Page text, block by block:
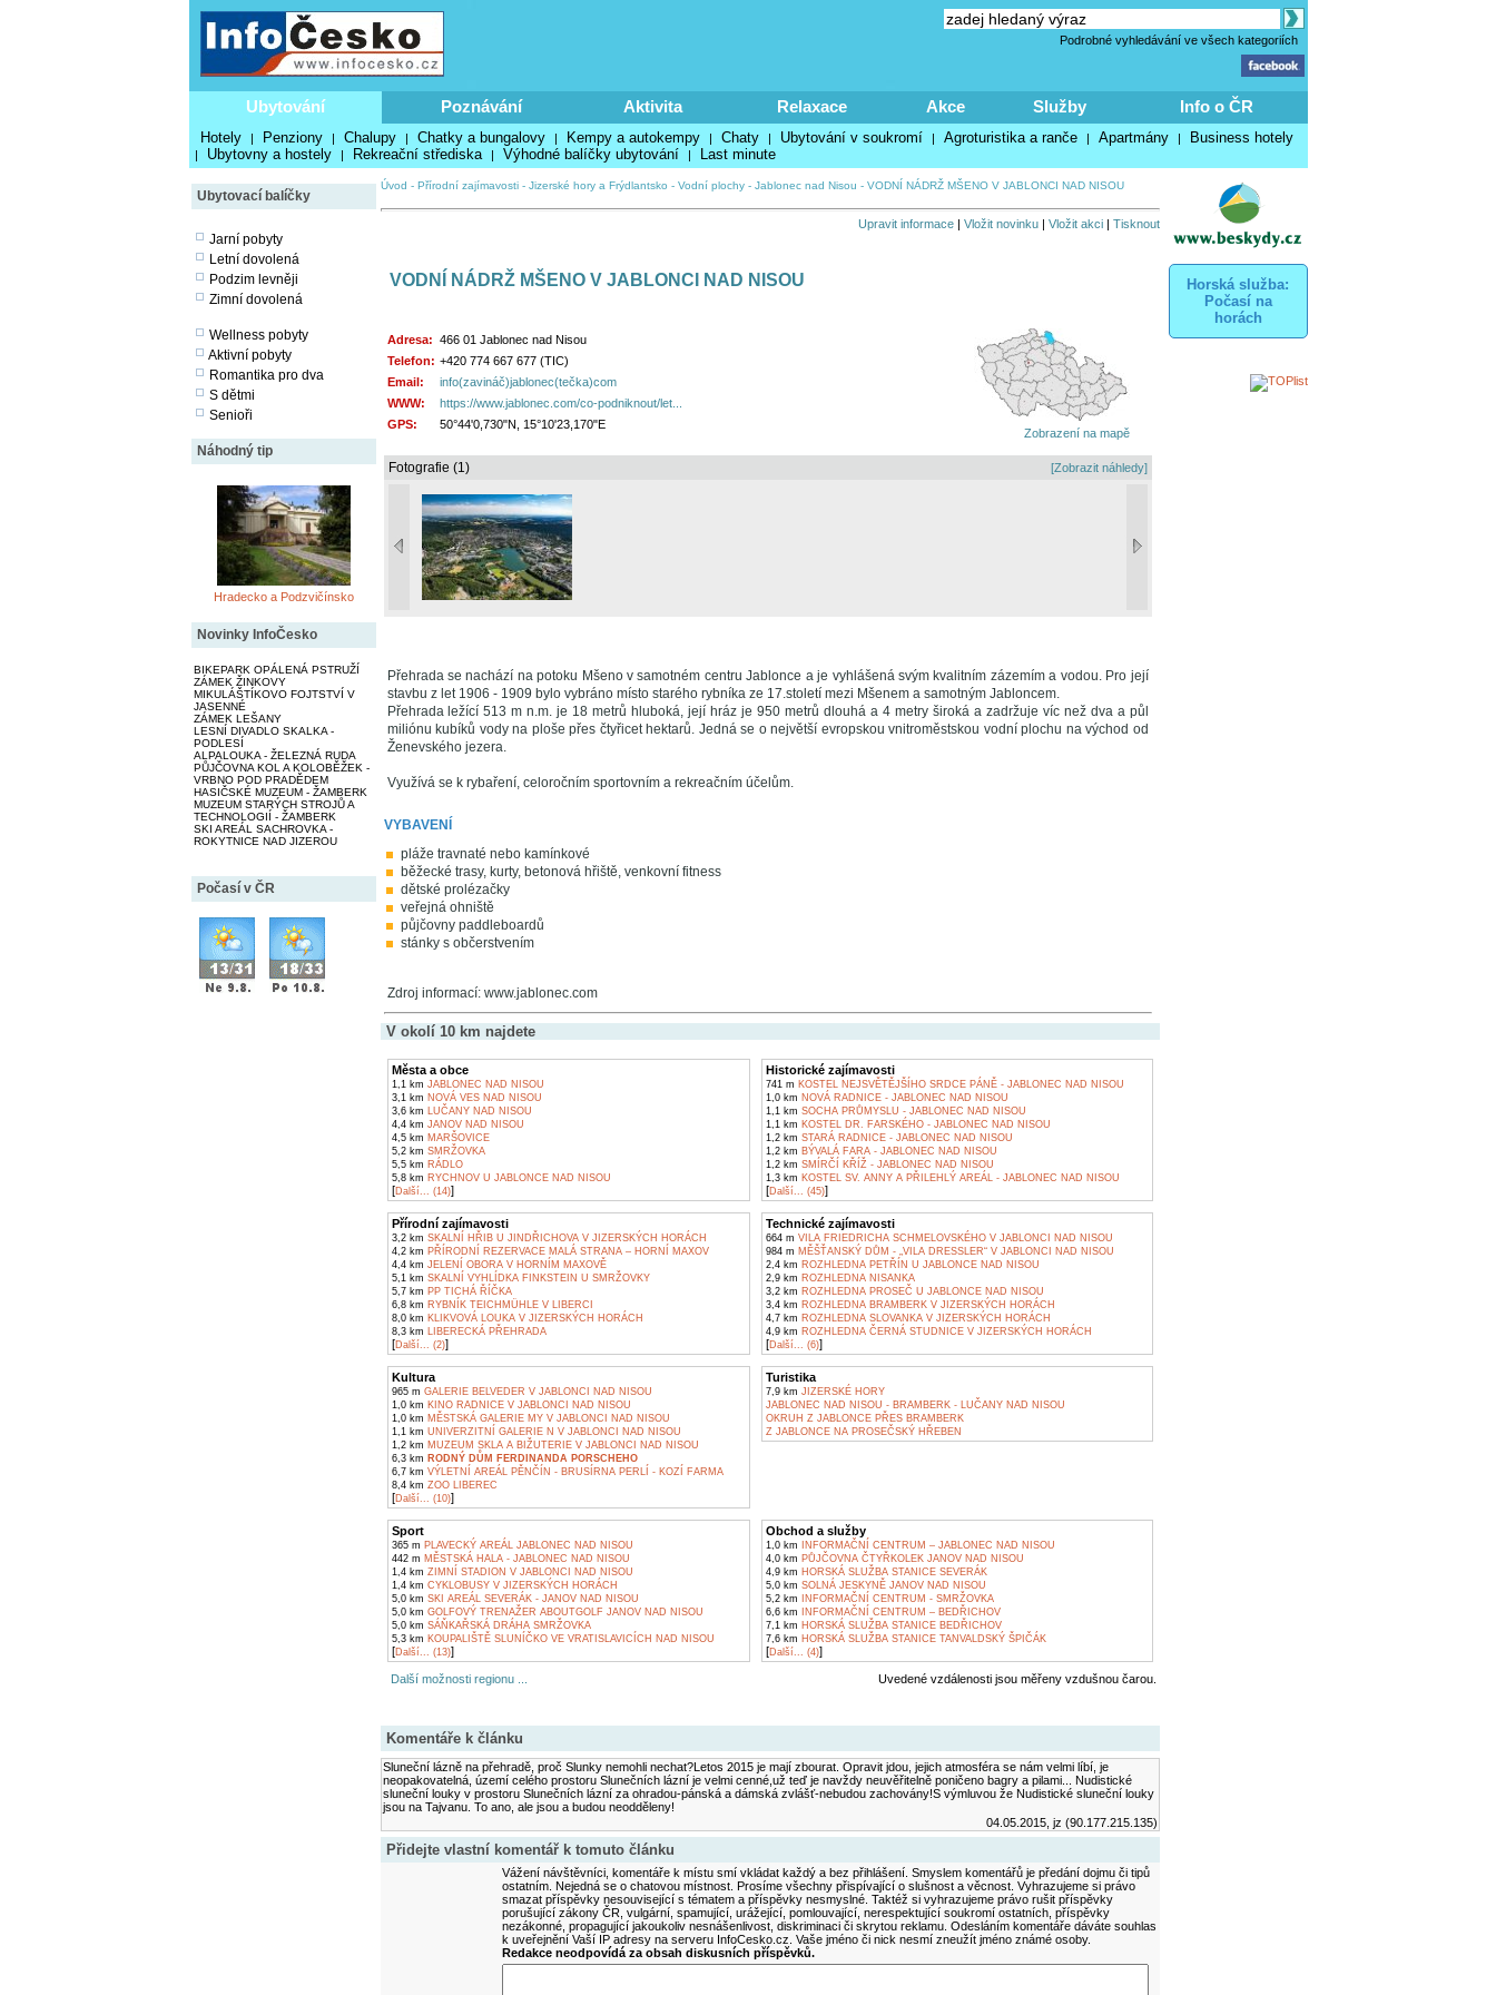
Podrobné vyhledávání ve všech kategoriích
Ubytování Poznávání Aktivita Relaxace Akce Služby Info o ČR
Hotely | Penziony | Chalupy | Chatky a bungalovy | Kempy a autokempy | Chaty | Ubytování v soukromí | Agroturistika a ranče | Apartmány | Business hotely
| Ubytovny a hostely | Rekreační střediska | Výhodné balíčky ubytování | Last minute
Ubytovací balíčky
Jarní pobyty
Letní dovolená
Podzim levněji
Zimní dovolená
Wellness pobyty
Aktivní pobyty
Romantika pro dva
S dětmi
Senioři
Náhodný tip
Hradecko a Podzvičínsko
Novinky InfoČesko
BIKEPARK OPÁLENÁ PSTRUŽÍ
ZÁMEK ŽINKOVY
MIKULÁŠTÍKOVO FOJTSTVÍ V
JASENNÉ
ZÁMEK LEŠANY
LESNÍ DIVADLO SKALKA -
PODLESÍ
ALPALOUKA - ŽELEZNÁ RUDA
PŮJČOVNA KOL A KOLOBĚŽEK -
VRBNO POD PRADĚDEM
HASIČSKÉ MUZEUM - ŽAMBERK
MUZEUM STARÝCH STROJŮ A
TECHNOLOGIÍ - ŽAMBERK
SKI AREÁL SACHROVKA -
ROKYTNICE NAD JIZEROU
Počasí v ČR
Úvod - Přírodní zajímavosti- Jizerské hory a Frýdlantsko - Vodní plochy- Jablonec nad Nisou - VODNÍ NÁDRŽ MŠENO V JABLONCI NAD NISOU
Upravit informace| Vložit novinku| Vložit akci| Tisknout
VODNÍ NÁDRŽ MŠENO V JABLONCI NAD NISOU
Adresa: 466 01 Jablonec nad Nisou
Telefon: +420 774 667 677 (TIC)
Email:
info(zavináč)jablonec(tečka)com
WWW:
https://www.jablonec.com/co-podniknout/let...
GPS:
50°44'0,730"N, 15°10'23,170"E
Zobrazení na mapě
Fotografie (1) [Zobrazit náhledy]
Přehrada se nachází na potoku Mšeno v samotném centru Jablonce a je vyhlášená svým kvalitním zázemím a vodou. Pro její
stavbu z let 1906 - 1909 bylo vybráno místo starého rybníka ze 17.století mezi Mšenem a samotným Jabloncem.
Přehrada ležící 513 m n.m. je 18 metrů hluboká, její hráz je 950 metrů dlouhá a 4 metry široká a zadržuje víc než dva a půl
miliónu kubíků vody na ploše přes čtyřicet hektarů. Jedná se o největší evropskou vnitroměstskou vodní plochu na východ od
Ženevského jezera.
Využívá se k rybaření, celoročním sportovním a rekreačním účelům.
VYBAVENÍ
pláže travnaté nebo kamínkové
běžecké trasy, kurty, betonová hřiště, venkovní fitness
dětské prolézačky
veřejná ohniště
půjčovny paddleboardů
stánky s občerstvením
Zdroj informací: www.jablonec.com
V okolí 10 km najdete
Města a obce
1,1 km JABLONEC NAD NISOU
3,1 km NOVÁ VES NAD NISOU
3,6 km LUČANY NAD NISOU
4,4 km JANOV NAD NISOU
4,5 km MARŠOVICE
5,2 km SMRŽOVKA
5,5 km RÁDLO
5,8 km RYCHNOV U JABLONCE NAD NISOU
[Další... (14)]
Historické zajímavosti
741 m KOSTEL NEJSVĚTĚJŠÍHO SRDCE PÁNĚ - JABLONEC NAD NISOU
1,0 km NOVÁ RADNICE - JABLONEC NAD NISOU
1,1 km SOCHA PRŮMYSLU - JABLONEC NAD NISOU
1,1 km KOSTEL DR. FARSKÉHO - JABLONEC NAD NISOU
1,2 km STARÁ RADNICE - JABLONEC NAD NISOU
1,2 km BÝVALÁ FARA - JABLONEC NAD NISOU
1,2 km SMÍRČÍ KŘÍŽ - JABLONEC NAD NISOU
1,3 km KOSTEL SV. ANNY A PŘILEHLÝ AREÁL - JABLONEC NAD NISOU
[Další... (45)]
Přírodní zajímavosti
3,2 km SKALNÍ HŘIB U JINDŘICHOVA V JIZERSKÝCH HORÁCH
4,2 km PŘÍRODNÍ REZERVACE MALÁ STRANA – HORNÍ MAXOV
4,4 km JELENÍ OBORA V HORNÍM MAXOVĚ
5,1 km SKALNÍ VYHLÍDKA FINKSTEIN U SMRŽOVKY
5,7 km PP TICHÁ ŘÍČKA
6,8 km RYBNÍK TEICHMÜHLE V LIBERCI
8,0 km KLIKVOVÁ LOUKA V JIZERSKÝCH HORÁCH
8,3 km LIBERECKÁ PŘEHRADA
[Další... (2)]
Technické zajímavosti
664 m VILA FRIEDRICHA SCHMELOVSKÉHO V JABLONCI NAD NISOU
984 m MĚŠŤANSKÝ DŮM - „VILA DRESSLER“ V JABLONCI NAD NISOU
2,4 km ROZHLEDNA PETŘÍN U JABLONCE NAD NISOU
2,9 km ROZHLEDNA NISANKA
3,2 km ROZHLEDNA PROSEČ U JABLONCE NAD NISOU
3,4 km ROZHLEDNA BRAMBERK V JIZERSKÝCH HORÁCH
4,7 km ROZHLEDNA SLOVANKA V JIZERSKÝCH HORÁCH
4,9 km ROZHLEDNA ČERNÁ STUDNICE V JIZERSKÝCH HORÁCH
[Další... (6)]
Kultura
965 m GALERIE BELVEDER V JABLONCI NAD NISOU
1,0 km KINO RADNICE V JABLONCI NAD NISOU
1,0 km MĚSTSKÁ GALERIE MY V JABLONCI NAD NISOU
1,1 km UNIVERZITNÍ GALERIE N V JABLONCI NAD NISOU
1,2 km MUZEUM SKLA A BIŽUTERIE V JABLONCI NAD NISOU
6,3 km RODNÝ DŮM FERDINANDA PORSCHEHO
6,7 km VÝLETNÍ AREÁL PĚNČÍN - BRUSÍRNA PERLÍ - KOZÍ FARMA
8,4 km ZOO LIBEREC
[Další... (10)]
Turistika
7,9 km JIZERSKÉ HORY
JABLONEC NAD NISOU - BRAMBERK - LUČANY NAD NISOU
OKRUH Z JABLONCE PŘES BRAMBERK
Z JABLONCE NA PROSEČSKÝ HŘEBEN
Sport
365 m PLAVECKÝ AREÁL JABLONEC NAD NISOU
442 m MĚSTSKÁ HALA - JABLONEC NAD NISOU
1,4 km ZIMNÍ STADION V JABLONCI NAD NISOU
1,4 km CYKLOBUSY V JIZERSKÝCH HORÁCH
5,0 km SKI AREÁL SEVERÁK - JANOV NAD NISOU
5,0 km GOLFOVÝ TRENAŽER ABOUTGOLF JANOV NAD NISOU
5,0 km SÁŇKAŘSKÁ DRÁHA SMRŽOVKA
5,3 km KOUPALIŠTĚ SLUNÍČKO VE VRATISLAVICÍCH NAD NISOU
[Další... (13)]
Obchod a služby
1,0 km INFORMAČNÍ CENTRUM – JABLONEC NAD NISOU
4,0 km PŮJČOVNA ČTYŘKOLEK JANOV NAD NISOU
4,9 km HORSKÁ SLUŽBA STANICE SEVERÁK
5,0 km SOLNÁ JESKYNĚ JANOV NAD NISOU
5,2 km INFORMAČNÍ CENTRUM - SMRŽOVKA
6,6 km INFORMAČNÍ CENTRUM – BEDŘICHOV
7,1 km HORSKÁ SLUŽBA STANICE BEDŘICHOV
7,6 km HORSKÁ SLUŽBA STANICE TANVALDSKÝ ŠPIČÁK
[Další... (4)]
Další možnosti regionu ... Uvedené vzdálenosti jsou měřeny vzdušnou čarou.
Komentáře k článku
Sluneční lázně na přehradě, proč Slunky nemohli nechat?Letos 2015 je mají zbourat. Opravit jdou, jejich atmosféra se nám velmi líbí, je
neopakovatelná, území celého prostoru Slunečních lázní je velmi cenné,už teď je navždy neuvěřitelně poničeno bagry a pilami... Nudistické
sluneční louky v prostoru Slunečních lázní za ohradou-pánská a dámská zvlášť-nebudou zachovány!S výmluvou že Nudistické sluneční louky
jsou na Tajvanu. To ano, ale jsou a budou neodděleny!
04.05.2015, jz (90.177.215.135)
Přidejte vlastní komentář k tomuto článku
Vážení návštěvníci, komentáře k místu smí vkládat každý a bez přihlášení. Smyslem komentářů je předání dojmu či tipů
ostatním. Nejedná se o chatovou místnost. Prosíme všechny přispívající o slušnost a věcnost. Vyhrazujeme si právo
smazat příspěvky nesouvisející s tématem a příspěvky nesmyslné. Taktéž si vyhrazujeme právo rušit příspěvky
porušující zákony ČR, vulgární, spamující, urážející, pomlouvající, nerespektující soukromí ostatních, příspěvky
nezákonné, propagující jakoukoliv nesnášenlivost, diskriminaci či skrytou reklamu. Odesláním komentáře dáváte souhlas
k uveřejnění Vaší IP adresy na serveru InfoCesko.cz. Vaše jméno či nick nesmí zneužít jméno známé osoby.
Redakce neodpovídá za obsah diskusních příspěvků.
Horská služba:
Počasí na
horách